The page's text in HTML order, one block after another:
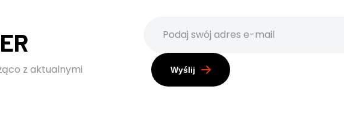
z aktualnymi
Wyślij